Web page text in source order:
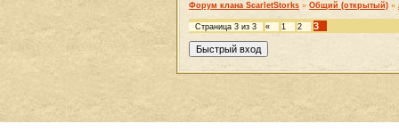
Форум клана ScarletStorks » Общий (открытый) »
Страница 3 из 3 « 1 2 3